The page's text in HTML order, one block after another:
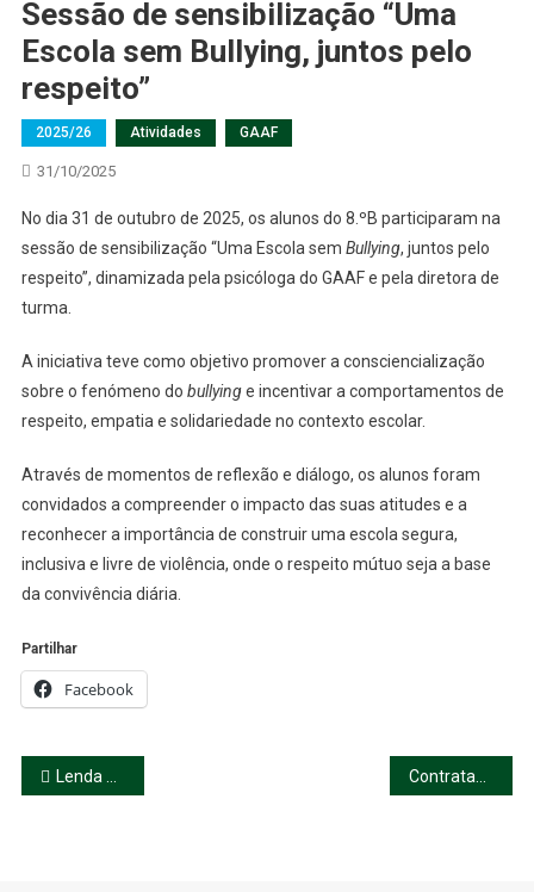
Sessão de sensibilização “Uma
Escola sem Bullying, juntos pelo
respeito”
2025/26 Atividades GAAF
31/10/2025
No dia 31 de outubro de 2025, os alunos do 8.ºB participaram na
sessão de sensibilização “Uma Escola sem Bullying, juntos pelo
respeito”, dinamizada pela psicóloga do GAAF e pela diretora de
turma.
A iniciativa teve como objetivo promover a consciencialização
sobre o fenómeno do bullyinge incentivar a comportamentos de
respeito, empatia e solidariedade no contexto escolar.
Através de momentos de reflexão e diálogo, os alunos foram
convidados a compreender o impacto das suas atitudes e a
reconhecer a importância de construir uma escola segura,
inclusiva e livre de violência, onde o respeito mútuo seja a base
da convivência diária.
Partilhar
Facebook
Navegação
Lenda de São Pedro com a Biblioteca Municipal Contratação de Escola – Gr. 300